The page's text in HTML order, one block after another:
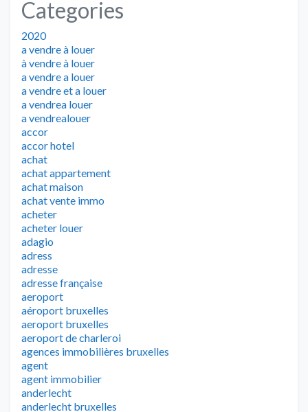
Categories
2020
a vendre à louer
à vendre à louer
a vendre a louer
a vendre et a louer
a vendrea louer
a vendrealouer
accor
accor hotel
achat
achat appartement
achat maison
achat vente immo
acheter
acheter louer
adagio
adress
adresse
adresse française
aeroport
aéroport bruxelles
aeroport bruxelles
aeroport de charleroi
agences immobilières bruxelles
agent
agent immobilier
anderlecht
anderlecht bruxelles